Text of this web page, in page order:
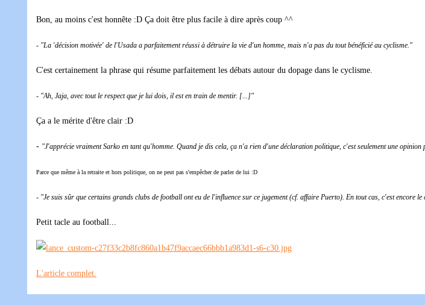
Bon, au moins c'est honnête :D Ça doit être plus facile à dire après coup ^^
- "La 'décision motivée' de l'Usada a parfaitement réussi à détruire la vie d'un homme, mais n'a pas du tout bénéficié au cyclisme."
C'est certainement la phrase qui résume parfaitement les débats autour du dopage dans le cyclisme.
- "Ah, Jaja, avec tout le respect que je lui dois, il est en train de mentir. [...]"
Ça a le mérite d'être clair :D
- "J'apprécie vraiment Sarko en tant qu'homme. Quand je dis cela, ça n'a rien d'une déclaration politique, c'est seulement une
Parce que même à la retraite et hors politique, on ne peut pas s'empêcher de parler de lui :D
- "Je suis sûr que certains grands clubs de football ont eu de l'influence sur ce jugement (cf. affaire Puerto). En tout cas, c'est encore
Petit tacle au football...
L'article complet.